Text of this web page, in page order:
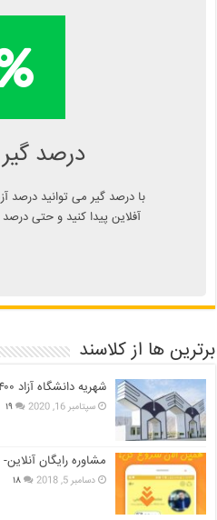
درصد گیر
با درصد گیر می توانید درصد
آفلاین پیدا کنید و حتی
محاسبه آنلاین
اپلیکیشن
برترین ها از کلاسند
شهریه دانشگاه آزاد ۱۴۰۰-۱۴۰۱ کارشناسی، ارشد و دکتری
سپتامبر 16, 2020 ۱۹
مشاوره رایگان
دسامبر 5, 2018 ۱۸